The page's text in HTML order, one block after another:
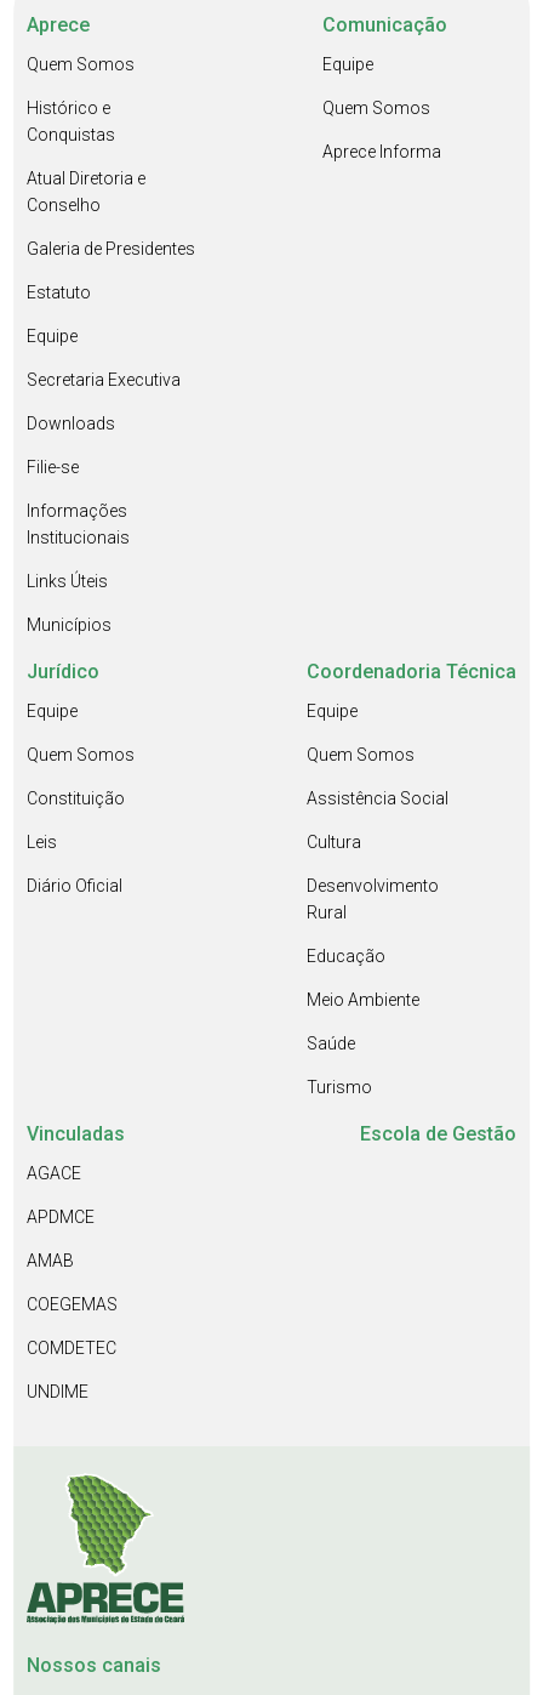
Aprece
Quem Somos
Histórico e
Conquistas
Atual Diretoria e
Conselho
Galeria de Presidentes
Estatuto
Equipe
Secretaria Executiva
Downloads
Filie-se
Informações
Institucionais
Links Úteis
Municípios
Comunicação
Equipe
Quem Somos
Aprece Informa
Jurídico
Equipe
Quem Somos
Constituição
Leis
Diário Oficial
Coordenadoria Técnica
Equipe
Quem Somos
Assistência Social
Cultura
Desenvolvimento
Rural
Educação
Meio Ambiente
Saúde
Turismo
Vinculadas
AGACE
APDMCE
AMAB
COEGEMAS
COMDETEC
UNDIME
Escola de Gestão
Nossos canais